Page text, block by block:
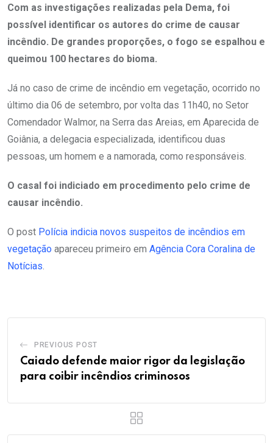
Com as investigações realizadas pela Dema, foi
possível identificar os autores do crime de causar
incêndio. De grandes proporções, o fogo se espalhou e
queimou 100 hectares do bioma.
Já no caso de crime de incêndio em vegetação, ocorrido no
último dia 06 de setembro, por volta das 11h40, no Setor
Comendador Walmor, na Serra das Areias, em Aparecida de
Goiânia, a delegacia especializada, identificou duas
pessoas, um homem e a namorada, como responsáveis.
O casal foi indiciado em procedimento pelo crime de
causar incêndio.
O post Polícia indicia novos suspeitos de incêndios em
vegetação apareceu primeiro em Agência Cora Coralina de
Notícias.
PREVIOUS POST
Caiado defende maior rigor da legislação
para coibir incêndios criminosos